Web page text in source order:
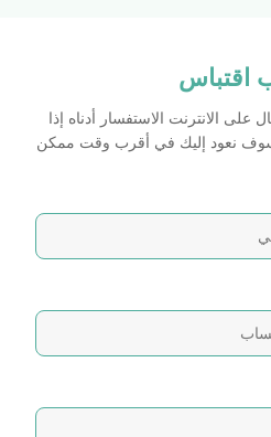
اقتباس
على الانترنت الاستفسار أدناه إذا
سوف نعود إليك في أقرب وقت ممكن